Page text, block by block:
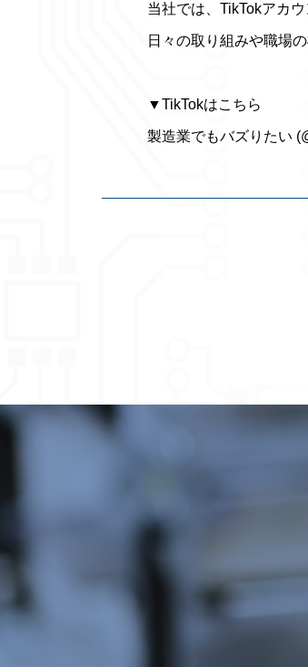
当社では、TikTokアカ
日々の取り組みや職場
▼TikTokはこちら
製造業でもバズりたい